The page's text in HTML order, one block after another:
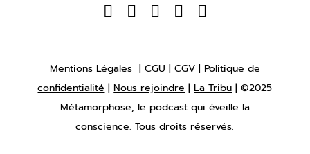
    
Mentions Légales | CGU | CGV| Politique de
confidentialité |Nous rejoindre |La Tribu | ©2025
Métamorphose, le podcast qui éveille la
conscience. Tous droits réservés.